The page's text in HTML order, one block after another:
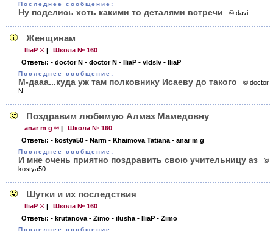
Последнее сообщение:
Ну поделись хоть какими то деталями встречи © davi
Женщинам
IliaP ® |
Школа № 160
Ответы: • doctor N • doctor N • IliaP • vldslv • IliaP
Последнее сообщение:
М-дааа...куда уж там полковнику Исаеву до такого
© doctor
N
Поздравим любимую Алмаз Мамедовну
anar m g ® |
Школа № 160
Ответы: • kostya50 • Narm • Khaimova Tatiana • anar m g
Последнее сообщение:
И мне очень приятно поздравить свою учительницу аз
©
kostya50
Шутки и их последствия
IliaP ® |
Школа № 160
Ответы: • krutanova • Zimo • ilusha • IliaP • Zimo
Последнее сообщение: